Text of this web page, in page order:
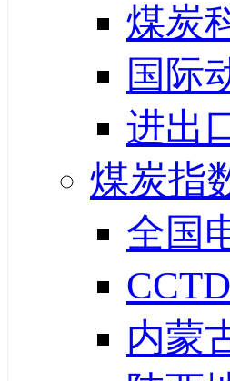
煤炭
国际
进出
煤炭指
全国
内蒙